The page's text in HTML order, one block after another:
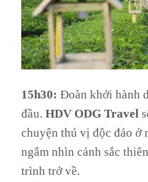
15h30: Đoàn khởi hành
đầu. HDV ODG Travel
chuyện thú vị độc đáo ở
ngắm nhìn cảnh sắc
trình trở về.